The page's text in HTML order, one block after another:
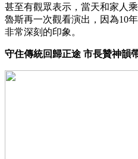
甚至有觀眾表示，當天和家人
魯斯再一次觀看演出，因為10
非常深刻的印象。
守住傳統回歸正途 市長贊神韻